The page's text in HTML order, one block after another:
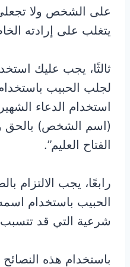
على الشخص ولا
يتغلب على إرادته
ثالثًا، يجب عليك
لجلب الحبيب
استخدام الدعاء
(اسم الشخص) بالحق
الفتاح العليم”.
رابعًا، يجب الالتزام
الحبيب باستخدام
شرعية التي قد
باستخدام هذه